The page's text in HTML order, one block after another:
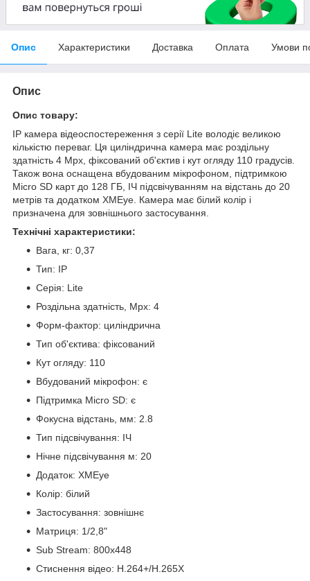
Опис Характеристики Доставка Оплата Умови
Опис
Опис товару:
IP камера відеоспостереження з серії Lite володіє великою
кількістю переваг. Ця циліндрична камера має роздільну
здатність 4 Mpx, фіксований об'єктив і кут огляду 110 градусів.
Також вона оснащена вбудованим мікрофоном, підтримкою
Micro SD карт до 128 ГБ, ІЧ підсвічуванням на відстань до 20
метрів та додатком XMEye. Камера має білий колір і
призначена для зовнішнього застосування.
Технічні характеристики:
Вага, кг: 0,37
Тип: IP
Серія: Lite
Роздільна здатність, Mpx: 4
Форм-фактор: циліндрична
Тип об'єктива: фіксований
Кут огляду: 110
Вбудований мікрофон: є
Підтримка Micro SD: є
Фокусна відстань, мм: 2.8
Тип підсвічування: ІЧ
Нічне підсвічування м: 20
Додаток: XMEye
Колір: білий
Застосування: зовнішнє
Матриця: 1/2,8"
Sub Stream: 800x448
Стиснення відео: H.264+/H.265X